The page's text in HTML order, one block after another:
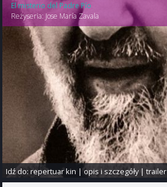
El misterio del Padre Pío
Reżyseria: Jose María Zavala
Idź do:repertuar kin |opis i szczegóły|trailer